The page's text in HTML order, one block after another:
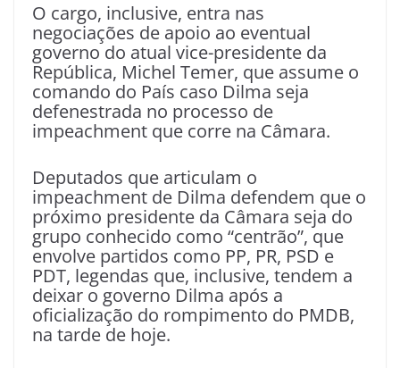
O cargo, inclusive, entra nas
negociações de apoio ao eventual
governo do atual vice-presidente da
República, Michel Temer, que assume o
comando do País caso Dilma seja
defenestrada no processo de
impeachment que corre na Câmara.
Deputados que articulam o
impeachment de Dilma defendem que o
próximo presidente da Câmara seja do
grupo conhecido como “centrão”, que
envolve partidos como PP, PR, PSD e
PDT, legendas que, inclusive, tendem a
deixar o governo Dilma após a
oficialização do rompimento do PMDB,
na tarde de hoje.